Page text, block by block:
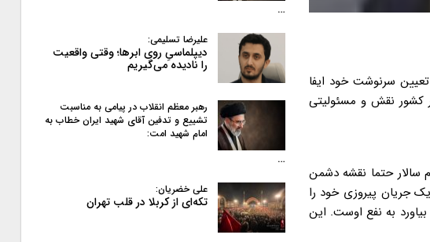
سرنوشت خود ایفا
کشور نقش و مسئولیتی
سالار حتما نقشه دشمن
جریان پیروزی خود را
به نفع اوست. این
…
علیرضا تسلیمی:
دیپلماسیِ روی ابرها؛ وقتی واقعیت
را نادیده می‌گیریم
رهبر معظم انقلاب در پیامی به‌ مناسبت
تشییع و تدفین آقای شهید ایران خطاب به
امام شهید امت:
…
علی خضریان:
تکه‌ای از کربلا در قلب تهران